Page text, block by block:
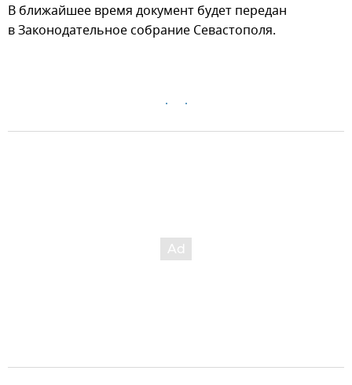
В ближайшее время документ будет передан
в Законодательное собрание Севастополя.